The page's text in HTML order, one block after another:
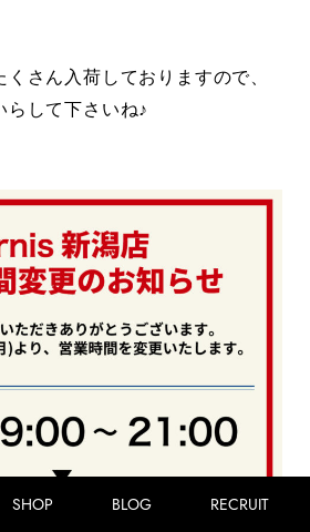
SHOP BLOG RECRUIT
さん入荷しておりますので、
して下さいね♪